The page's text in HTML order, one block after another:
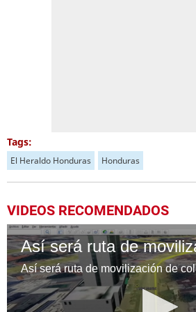
Tags:
El Heraldo Honduras Honduras
VIDEOS RECOMENDADOS
Así será ruta de movilización de